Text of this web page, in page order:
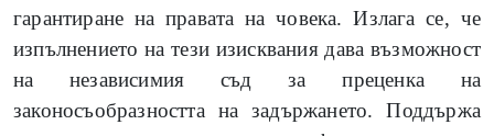
гарантиране на правата на човека. Излага се, че
изпълнението на тези изисквания дава възможност
на независимия съд за преценка на
законосъобразността на задържането. Поддържа